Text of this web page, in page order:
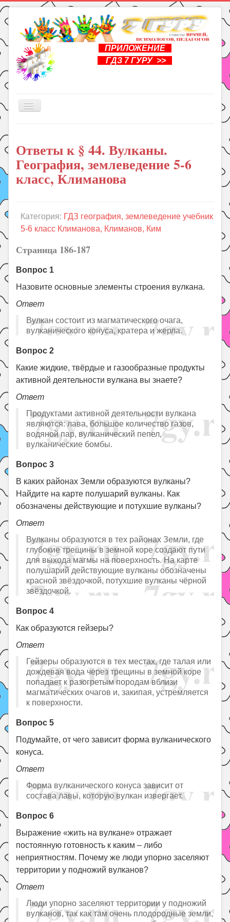
ПРИЛОЖЕНИЕ
ГДЗ 7 ГУРУ >>
Включить/
Книги
Рукоделие
Подготовка к школе
ГДЗ
Психология
Летом!
Поиск
Ответы к § 44. Вулканы.
География, землеведение 5-6
класс, Климанова
Категория: ГДЗ география, землеведение учебник
5-6 класс Климанова, Климанов, Ким
Страница 186-187
Вопрос 1
Назовите основные элементы строения вулкана.
Ответ
Вулкан состоит из магматического очага,
вулканического конуса, кратера и жерла.
Вопрос 2
Какие жидкие, твёрдые и газообразные продукты
активной деятельности вулкана вы знаете?
Ответ
Продуктами активной деятельности вулкана
являются: лава, большое количество газов,
водяной пар, вулканический пепел,
вулканические бомбы.
Вопрос 3
В каких районах Земли образуются вулканы?
Найдите на карте полушарий вулканы. Как
обозначены действующие и потухшие вулканы?
Ответ
Вулканы образуются в тех районах Земли, где
глубокие трещины в земной коре создают пути
для выхода магмы на поверхность. На карте
полушарий действующие вулканы обозначены
красной звёздочкой, потухшие вулканы чёрной
звёздочкой.
Вопрос 4
Как образуются гейзеры?
Ответ
Гейзеры образуются в тех местах, где талая или
дождевая вода через трещины в земной коре
попадает к разогретым породам вблизи
магматических очагов и, закипая, устремляется
к поверхности.
Вопрос 5
Подумайте, от чего зависит форма вулканического
конуса.
Ответ
Форма вулканического конуса зависит от
состава лавы, которую вулкан извергает.
Вопрос 6
Выражение «жить на вулкане» отражает
постоянную готовность к каким – либо
неприятностям. Почему же люди упорно заселяют
территории у подножий вулканов?
Ответ
Люди упорно заселяют территории у подножий
вулканов, так как там очень плодородные земли,